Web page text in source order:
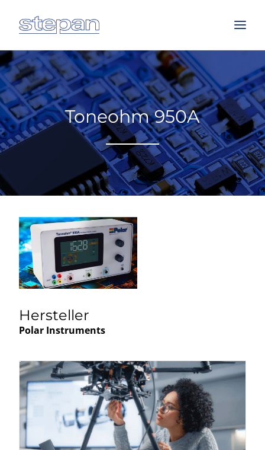
HOME
GESCHÄFTSBEREICHE
ÜBER UNS
EVENTS
DEUTSCH
Toneohm 950A
Hersteller
Polar Instruments